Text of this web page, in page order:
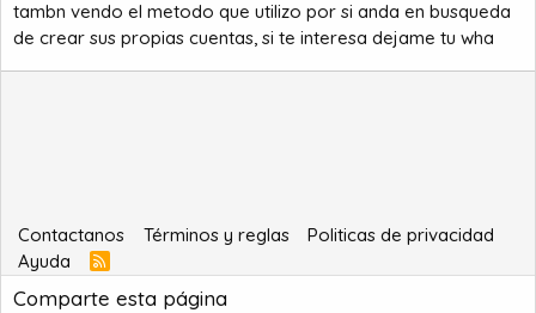
tambn vendo el metodo que utilizo por si anda en busqueda
de crear sus propias cuentas, si te interesa dejame tu wha
Contactanos Términos y reglas
Politicas de privacidad
Ayuda
R
S
S
Comparte esta página